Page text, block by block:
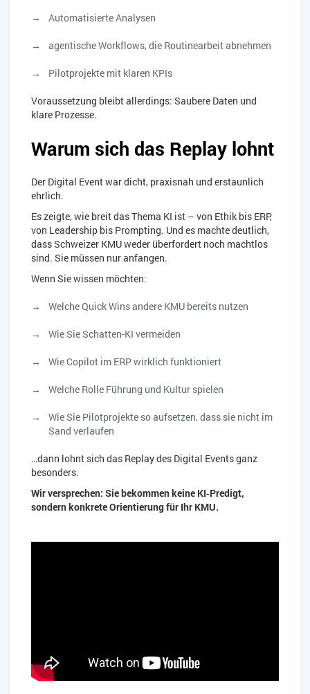
Automatisierte Analysen
agentische Workflows, die Routinearbeit abnehmen
Pilotprojekte mit klaren KPIs
Voraussetzung bleibt allerdings: Saubere Daten und
klare Prozesse.
Warum sich das Replay lohnt
Der Digital Event war dicht, praxisnah und erstaunlich
ehrlich.
Es zeigte, wie breit das Thema KI ist – von Ethik bis ERP,
von Leadership bis Prompting. Und es machte deutlich,
dass Schweizer KMU weder überfordert noch machtlos
sind. Sie müssen nur anfangen.
Wenn Sie wissen möchten:
Welche Quick Wins andere KMU bereits nutzen
Wie Sie Schatten-KI vermeiden
Wie Copilot im ERP wirklich funktioniert
Welche Rolle Führung und Kultur spielen
Wie Sie Pilotprojekte so aufsetzen, dass sie nicht im
Sand verlaufen
…dann lohnt sich das Replay des Digital Events ganz
besonders.
Wir versprechen: Sie bekommen keine KI‑Predigt,
sondern konkrete Orientierung für Ihr KMU.